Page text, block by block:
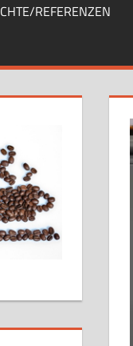
REFERENZEN